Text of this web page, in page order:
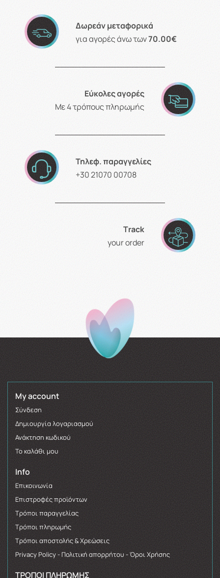
Δωρεάν μεταφορικά
για αγορές άνω των70.00€
Εύκολες αγορές
Με 4 τρόπους πληρωμής
Τηλεφ. παραγγελίες
+30 21070 00708
Τrack
your order
My account
Σύνδεση
Δημιουργία λογαριασμού
Ανάκτηση κωδικού
Το καλάθι μου
Info
Επικοινωνία
Επιστροφές προϊόντων
Τρόποι παραγγελίας
Τρόποι πληρωμής
Τρόποι αποστολής & Χρεώσεις
Privacy Policy - Πολιτική απορρήτου - Όροι Χρήσης
ΤΡΌΠΟΙ ΠΛΗΡΩΜΉΣ